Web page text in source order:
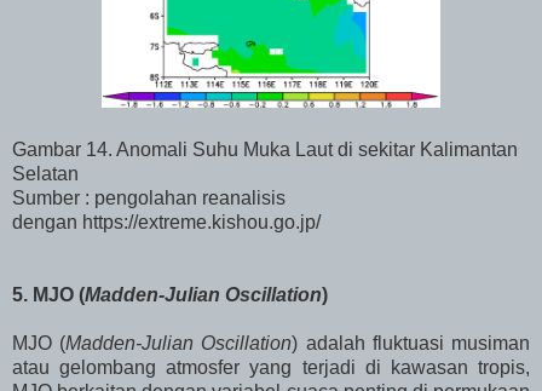
Gambar 14. Anomali Suhu Muka Laut di sekitar Kalimantan
Selatan
Sumber : pengolahan reanalisis
dengan https://extreme.kishou.go.jp/
5. MJO (Madden-Julian Oscillation)
MJO (Madden-Julian Oscillation) adalah fluktuasi musiman
atau gelombang atmosfer yang terjadi di kawasan tropis,